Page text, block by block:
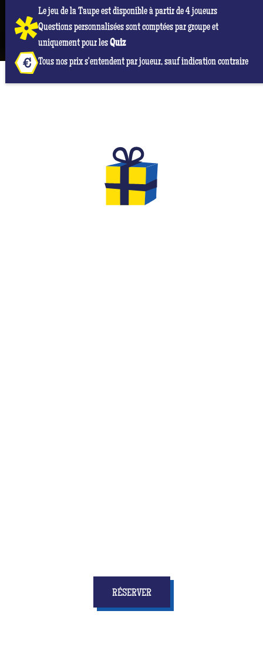
Le jeu de la Taupe est disponible à partir de 4 joueurs
Questions personnalisées sont comptées par groupe et
uniquement pour lesQuiz
Tous nos prix s'entendent par joueur, sauf indication contraire
RÉSERVER